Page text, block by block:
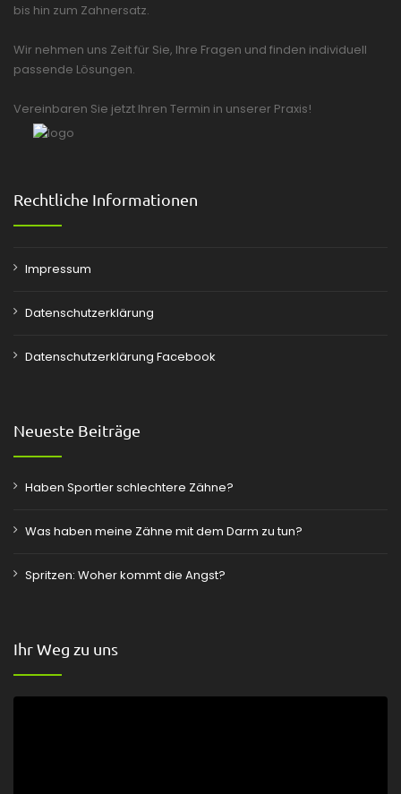
bis hin zum Zahnersatz.
Wir nehmen uns Zeit für Sie, Ihre Fragen und finden individuell
passende Lösungen.
Vereinbaren Sie jetzt Ihren Termin in unserer Praxis!
Rechtliche Informationen
Impressum
Datenschutzerklärung
Datenschutzerklärung Facebook
Neueste Beiträge
Haben Sportler schlechtere Zähne?
Was haben meine Zähne mit dem Darm zu tun?
Spritzen: Woher kommt die Angst?
Ihr Weg zu uns